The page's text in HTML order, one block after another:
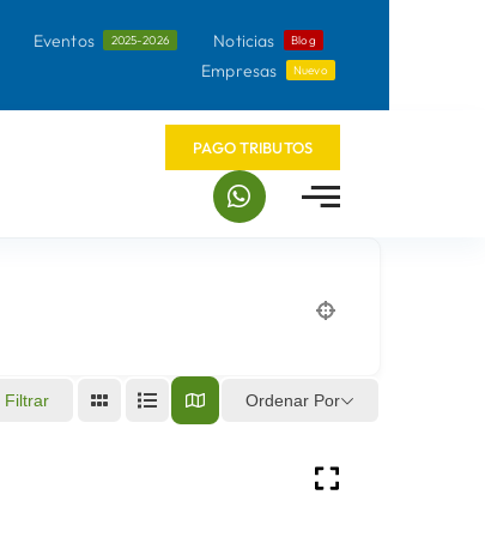
Eventos 2025-2026 Noticias Blog
Empresas Nuevo
PAGO TRIBUTOS
Filtrar Ordenar Por